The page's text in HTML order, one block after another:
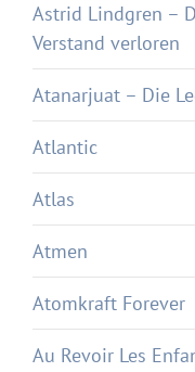
Astrid Lindgren –
Verstand verloren
Atanarjuat – Die
Atlantic
Atlas
Atmen
Atomkraft Forever
Au Revoir Les